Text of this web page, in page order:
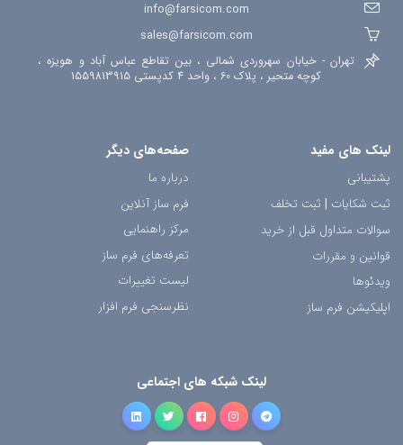
info@farsicom.com
sales@farsicom.com
تهران - خیابان سهروردی شمالی ، بین تقاطع عباس آباد و هویزه ،
کوچه متحیر ، پلاک 60 ، واحد 4 کدپستی 1559813915
لینک های مفید
پشتیبانی
ثبت شکایات | ثبت تخلف
سوالات متداول قبل از خرید
قوانین و مقررات
ویدئوها
اپلیکیشن فرم ساز
صفحه‌های دیگر
درباره ما
فرم ساز آنلاین
مرکز راهنمایی
تعرفه‌های فرم ساز
لیست تغییرات
نظرسنجی فرم افزار
لینک شبکه های اجتماعی